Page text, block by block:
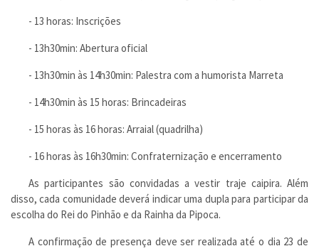
- 13 horas: Inscrições
- 13h30min: Abertura oficial
- 13h30min às 14h30min: Palestra com a humorista Marreta
- 14h30min às 15 horas: Brincadeiras
- 15 horas às 16 horas: Arraial (quadrilha)
- 16 horas às 16h30min: Confraternização e encerramento
As participantes são convidadas a vestir traje caipira. Além
disso, cada comunidade deverá indicar uma dupla para participar da
escolha do Rei do Pinhão e da Rainha da Pipoca.
A confirmação de presença deve ser realizada até o dia 23 de